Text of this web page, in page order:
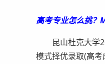
高考专业怎么挑？
昆山杜克大学
模式择优录取(高